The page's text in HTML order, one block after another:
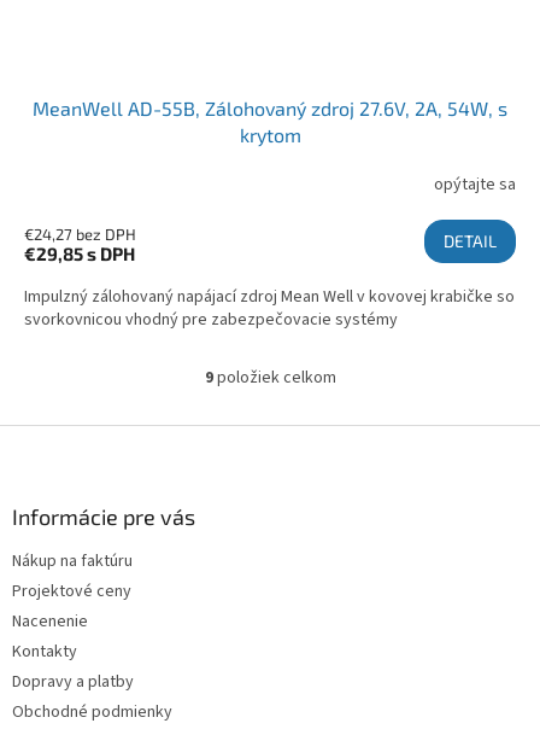
MeanWell AD-55B, Zálohovaný zdroj 27.6V, 2A, 54W, s
krytom
opýtajte sa
€24,27 bez DPH
€29,85s DPH
DETAIL
Impulzný zálohovaný napájací zdroj Mean Well v kovovej krabičke so
svorkovnicou vhodný pre zabezpečovacie systémy
Ovládacie prvky výpisu
9položiek celkom
Informácie pre vás
Nákup na faktúru
Projektové ceny
Nacenenie
Kontakty
Dopravy a platby
Obchodné podmienky